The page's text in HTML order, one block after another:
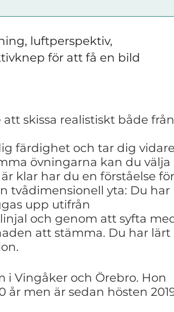
luftperspektiv,
för att få en bild
skissa realistiskt både från
färdighet och tar dig vidare
övningarna kan du välja
klar har du en förståelse för
tvådimensionell yta: Du har
upp utifrån
och genom att syfta
att stämma. Du har lärt
i Vingåker och Örebro. Hon
år men är sedan hösten